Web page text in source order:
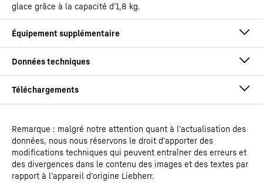
glace grâce à la capacité d’1,8 kg.
Type de modèle
Congélateur encastr.avec
NoFrost
Mode d'emploi
Remarque : malgré notre attention quant à l’actualisation des
données, nous nous réservons le droit d’apporter des
modifications techniques qui peuvent entraîner des erreurs et
des divergences dans le contenu des images et des textes par
rapport à l’appareil d’origine Liebherr.